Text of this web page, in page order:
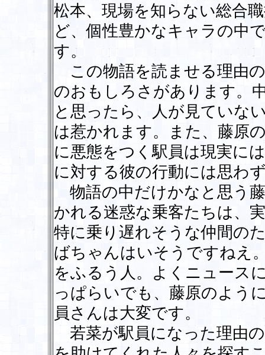
松本、現場を知らない総合
ど、個性豊かなキャラの中
す。
この物語を読ませる理由
のおもしろさがあります。
と思ったら、人が見ていな
は惹かれます。また、藤原
に悪態をつく駅員は現実に
に対する彼の行動には思わ
物語の中だけかなと思う
かれる迷惑な乗客たちは、
特に乗り遅れそうな仲間の
ばちゃんはいそうですねえ
をふるう人。よくニュース
っぱらいでも、藤原のよう
員さんは大変です。
若菜が駅員になった理由